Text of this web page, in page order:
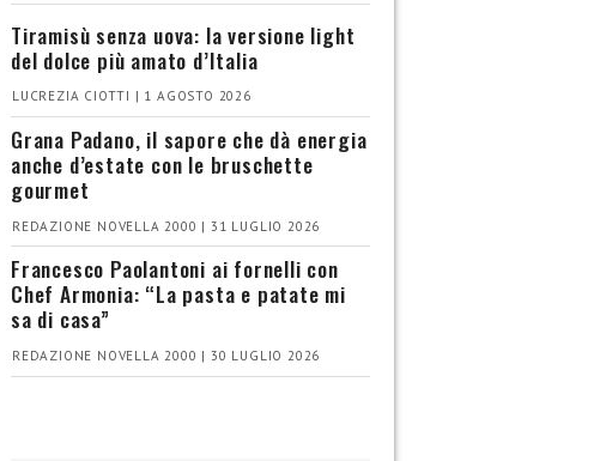
Tiramisù senza uova: la versione light
del dolce più amato d’Italia
LUCREZIA CIOTTI | 1 AGOSTO 2026
Grana Padano, il sapore che dà energia
anche d’estate con le bruschette
gourmet
REDAZIONE NOVELLA 2000 | 31 LUGLIO 2026
Francesco Paolantoni ai fornelli con
Chef Armonia: “La pasta e patate mi
sa di casa”
REDAZIONE NOVELLA 2000 | 30 LUGLIO 2026